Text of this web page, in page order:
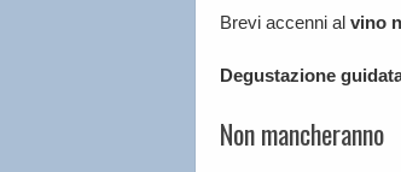
Brevi accenni al vino
Degustazione
Non mancheranno